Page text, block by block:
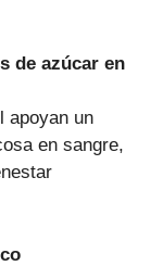
de azúcar en
apoyan un
en sangre,